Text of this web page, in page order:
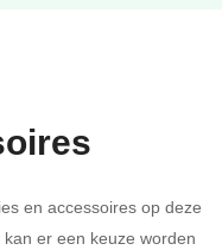
en accessoires op deze
er een keuze worden